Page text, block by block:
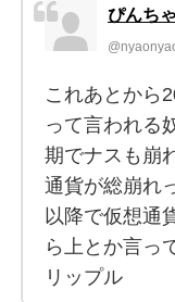
ぴんち
これあとから
って言われる
期でナスも崩
通貨が総崩れ
以降で仮想通
ら上とか言っ
リップル